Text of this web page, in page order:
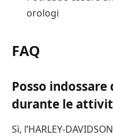
orologi
FAQ
Posso
durante le
Sì, l’HARLEY-